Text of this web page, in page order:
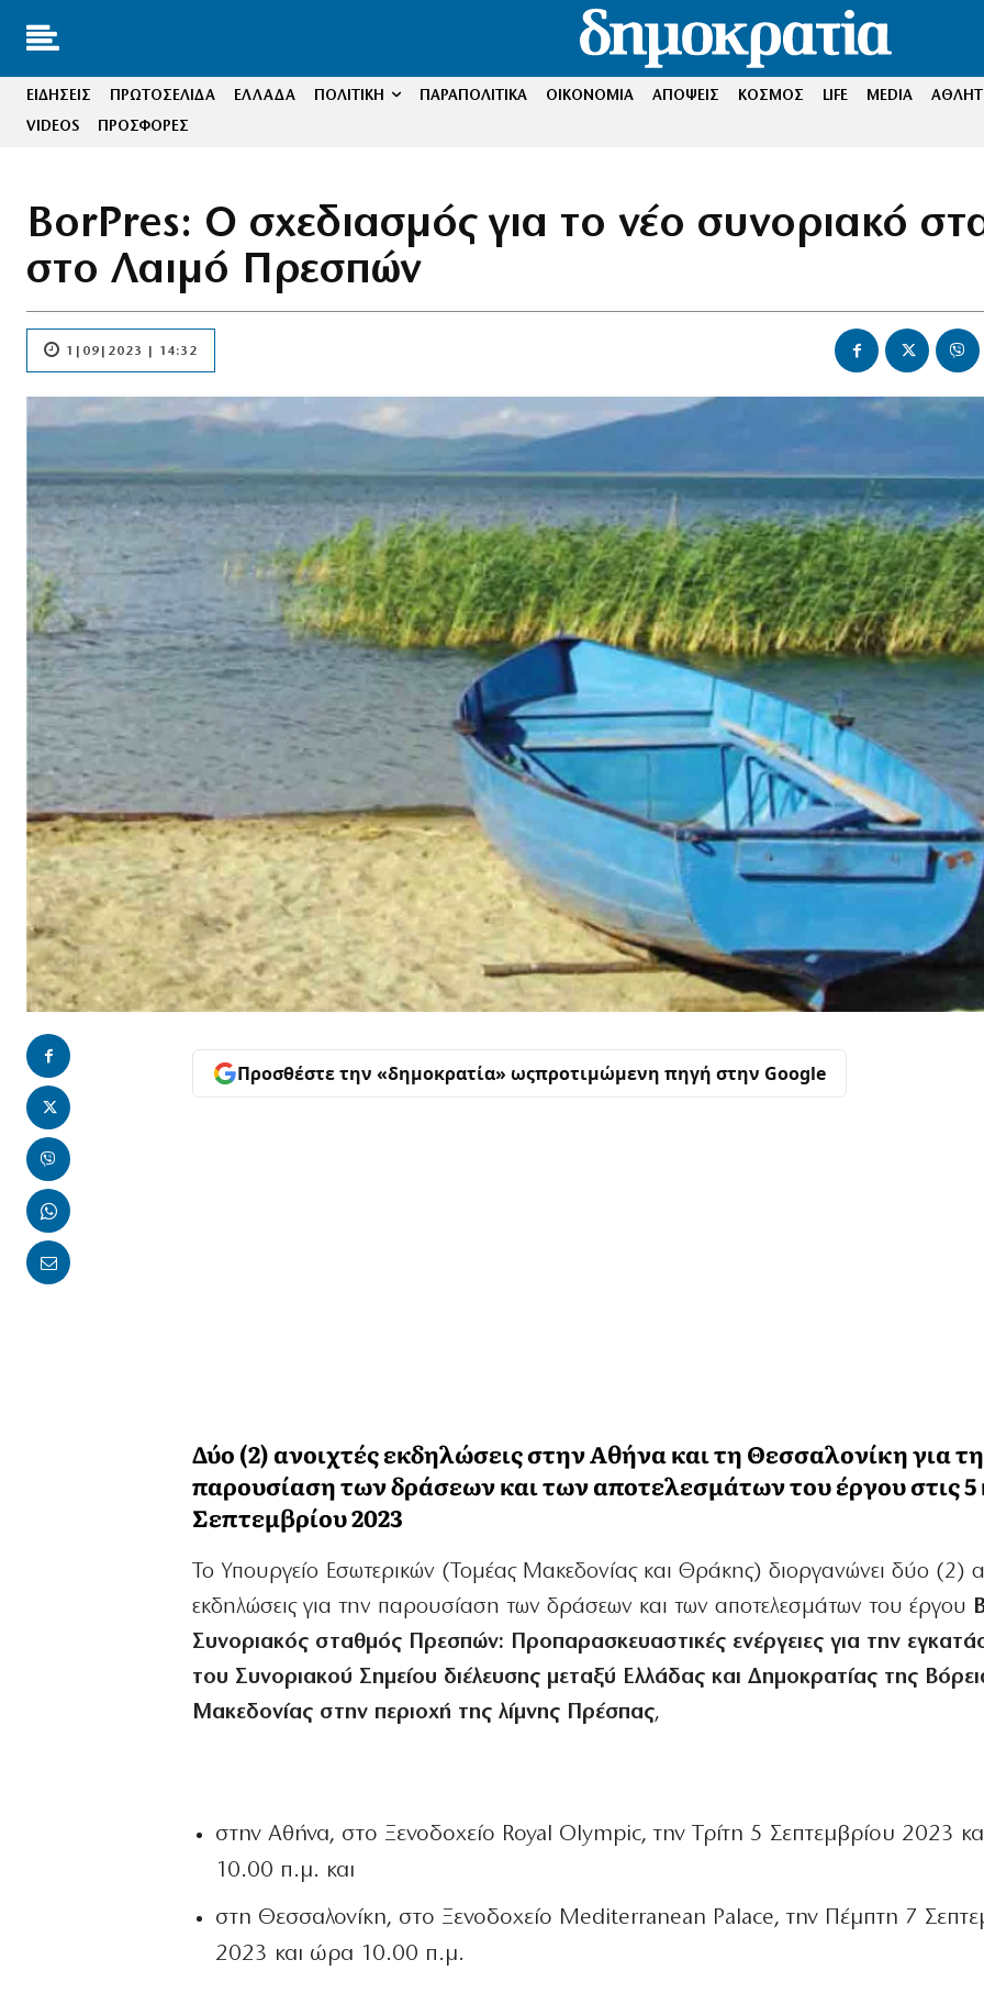
ΕΙΔΗΣΕΙΣ ΠΡΩΤΟΣΕΛΙΔΑ ΕΛΛΑΔΑ ΠΟΛΙΤΙΚΗ ΠΑΡΑΠΟΛΙΤΙΚΑ ΟΙΚΟΝΟΜΙΑ ΑΠΟΨΕΙΣ ΚΟΣΜΟΣ LIFE MEDIA
VIDEOS
ΠΡΟΣΦΟΡΕΣ
BorPres: Ο σχεδιασμός για το νέο συνοριακό
στο Λαιμό Πρεσπών
1|09|2023 | 14:32
Προσθέστε την «δημοκρατία» ωςπροτιμώμενη πηγή στην Google
Δύο (2) ανοιχτές εκδηλώσεις στην Αθήνα και τη Θεσσαλονίκη για
παρουσίαση των δράσεων και των αποτελεσμάτων του έργου στις 5
Σεπτεμβρίου 2023
Το Υπουργείο Εσωτερικών (Τομέας Μακεδονίας και Θράκης) διοργανώνει δύο (2)
εκδηλώσεις για την παρουσίαση των δράσεων και των αποτελεσμάτων του έργου
Συνοριακός σταθμός Πρεσπών: Προπαρασκευαστικές ενέργειες για την
του Συνοριακού Σημείου διέλευσης μεταξύ Ελλάδας και Δημοκρατίας της
Μακεδονίας στην περιοχή της λίμνης Πρέσπας,
στην Αθήνα, στο Ξενοδοχείο Royal Olympic, την Τρίτη 5 Σεπτεμβρίου 2023
10.00 π.μ. και
στη Θεσσαλονίκη, στο Ξενοδοχείο Mediterranean Palace, την Πέμπτη 7
2023 και ώρα 10.00 π.μ.